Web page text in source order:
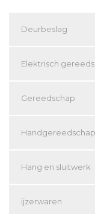
Deurbeslag
Elektrisch
Gereedschap
Handgereedschap
Hang en sluitwerk
ijzerwaren